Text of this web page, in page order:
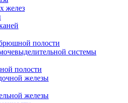
желез
полости
системы
полости
железы
железы